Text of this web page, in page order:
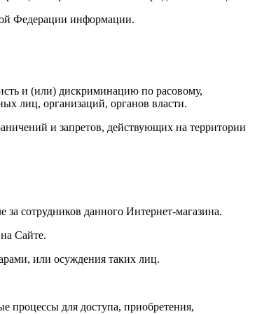
Федерации информации.
и (или) дискриминацию по расовому,
лиц, организаций, органов власти.
и запретов, действующих на территории
за сотрудников данного Интернет-магазина.
Сайте.
или осуждения таких лиц.
процессы для доступа, приобретения,